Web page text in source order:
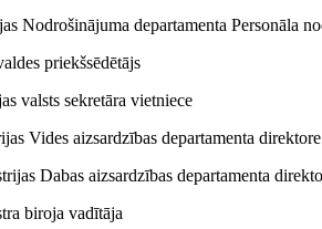
Nodrošinājuma departamenta Personāla
priekšsēdētājs
valsts sekretāra vietniece
Vides aizsardzības departamenta direktore
Dabas aizsardzības departamenta
biroja vadītāja